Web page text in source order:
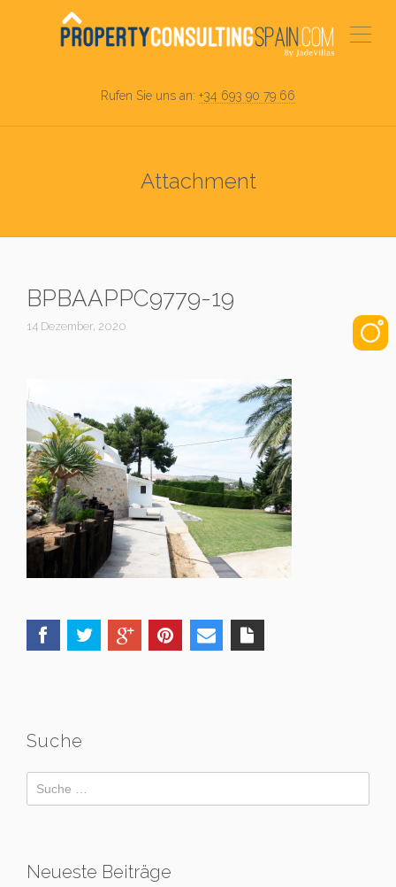
Rufen Sie uns an: +34 693 90 79 66
Attachment
BPBAAPPC9779-19
14 Dezember, 2020
Suche
Neueste Beiträge